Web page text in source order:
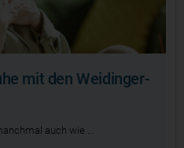
mit den Weidinger-
auch wie